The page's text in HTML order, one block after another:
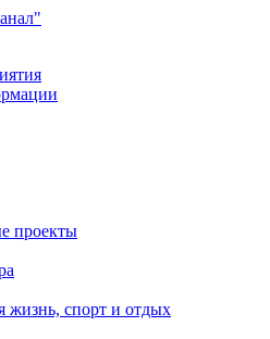
проекты
жизнь, спорт и отдых